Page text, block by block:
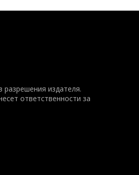
издателя.
ответственности за